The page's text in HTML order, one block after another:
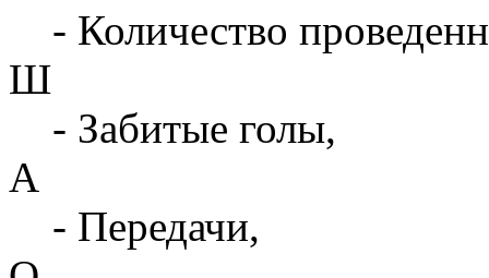
- Количество
Ш
- Забитые голы,
А
- Передачи,